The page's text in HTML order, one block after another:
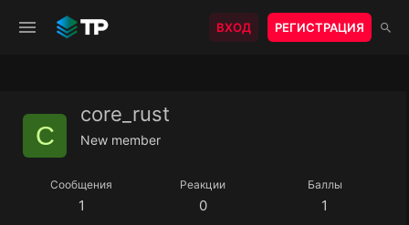
ВХОД РЕГИСТРАЦИЯ
C
core_rust
New member
Сообщения
1
Реакции
0
Баллы
1